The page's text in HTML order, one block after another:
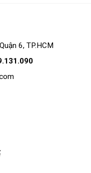
6, TP.HCM